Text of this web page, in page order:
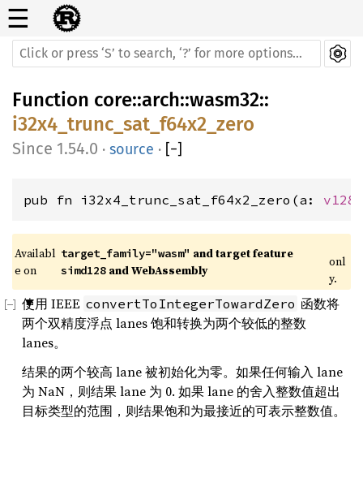
☰
Function core::arch::wasm32::
i32x4_trunc_sat_f64x2_zero
1.54.0 · source · [−]
pub fn i32x4_trunc_sat_f64x2_zero(a: v128
Availabl
e on
target_family="wasm" and target feature
simd128 and WebAssembly
onl
y.
使用 IEEE convertToIntegerTowardZero 函数将
两个双精度浮点 lanes 饱和转换为两个较低的整数
lanes。
结果的两个较高 lane 被初始化为零。如果任何输入 lane
为 NaN，则结果 lane 为 0. 如果 lane 的舍入整数值超出
目标类型的范围，则结果饱和为最接近的可表示整数值。